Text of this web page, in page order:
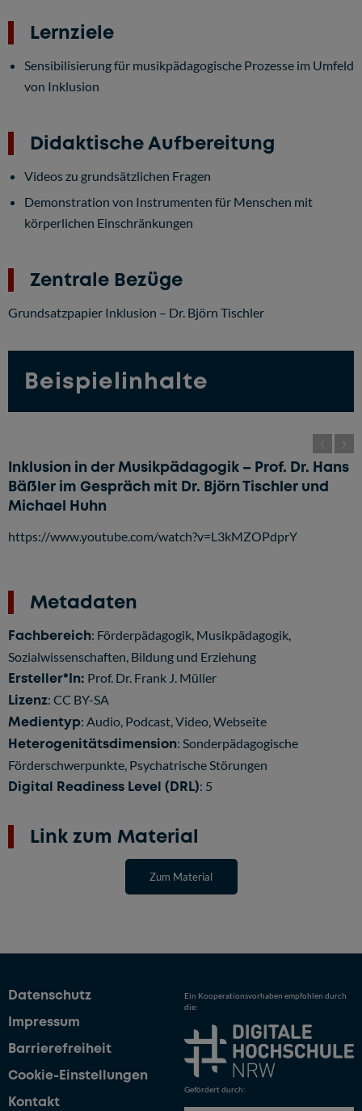
Lernziele
Sensibilisierung für musikpädagogische Prozesse im Umfeld
von Inklusion
Didaktische Aufbereitung
Videos zu grundsätzlichen Fragen
Demonstration von Instrumenten für Menschen mit
körperlichen Einschränkungen
Zentrale Bezüge
Grundsatzpapier Inklusion – Dr. Björn Tischler
Beispielinhalte
Inklusion in der Musikpädagogik – Prof. Dr. Hans
Bäßler im Gespräch mit Dr. Björn Tischler und
Michael Huhn
https://www.youtube.com/watch?v=L3kMZOPdprY
Metadaten
Fachbereich: Förderpädagogik, Musikpädagogik,
Sozialwissenschaften, Bildung und Erziehung
Ersteller*In: Prof. Dr. Frank J. Müller
Lizenz: CC BY-SA
Medientyp: Audio, Podcast, Video, Webseite
Heterogenitätsdimension: Sonderpädagogische
Förderschwerpunkte, Psychatrische Störungen
Digital Readiness Level (DRL): 5
Link zum Material
Zum Material
Datenschutz
Impressum
Barrierefreiheit
Cookie-Einstellungen
Kontakt
Ein Kooperationsvorhaben empfohlen durch
die:
Gefördert durch: